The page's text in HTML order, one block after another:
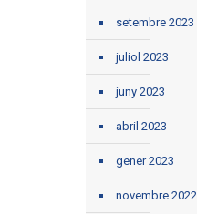
setembre 2023
juliol 2023
juny 2023
abril 2023
gener 2023
novembre 2022